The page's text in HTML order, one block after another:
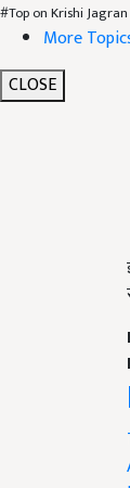
#Top on Krishi Jagran
More
CLOSE